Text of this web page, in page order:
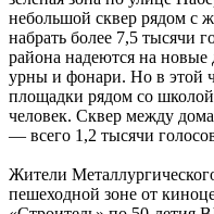
небольшой сквер рядом с
набрать более 7,5 тысячи
района надеются на новые
урны и фонари. Но в этой
площадки рядом со
человек. Сквер между
— всего 1,2 тысячи
Жители
пешеходной зоне от